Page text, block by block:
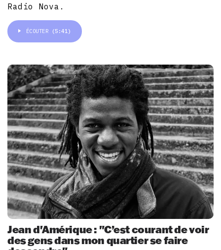
Radio Nova.
ÉCOUTER (5:41)
Jean d'Amérique : "C’est courant de voir
des gens dans mon quartier se faire